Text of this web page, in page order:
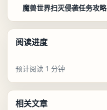
魔兽世界扫灭侵袭任务攻略
阅读进度
预计阅读 1 分钟
相关文章